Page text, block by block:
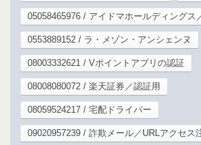
05058465976 / アイドマホールディングス
0553889152 / ラ・メゾン・アンシェンヌ
08003332621 / Vポイントアプリの認証
08008080072 / 楽天証券／認証用
08059524217 / 宅配ドライバー
09020957239 / 詐欺メール／URLアクセス